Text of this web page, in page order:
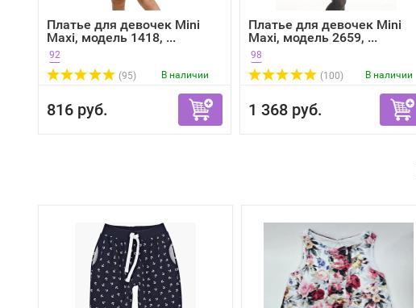
Платье для девочек Mini
Maxi, модель 1418, ...
92
(95)
В наличии
816 руб.
Платье для девочек Mini
Maxi, модель 2659, ...
98
(100)
В наличии
1 368 руб.